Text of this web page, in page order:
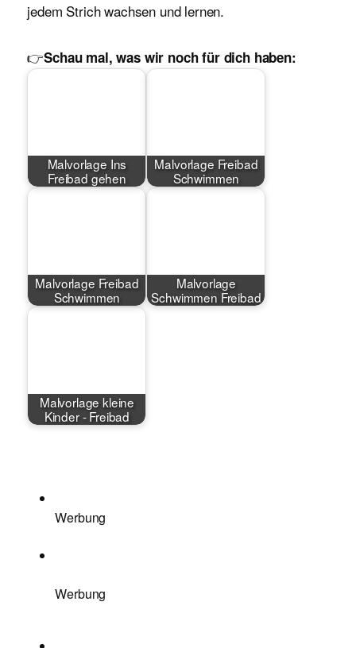
jedem Strich wachsen und lernen.
👉Schau mal, was wir noch für dich haben:
Malvorlage Ins
Freibad gehen
Malvorlage Freibad
Schwimmen
Malvorlage Freibad
Schwimmen
Malvorlage
Schwimmen Freibad
Malvorlage kleine
Kinder - Freibad
Werbung
Werbung